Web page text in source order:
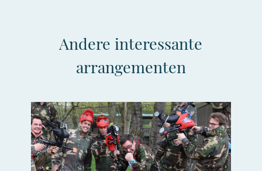
Andere interessante
arrangementen